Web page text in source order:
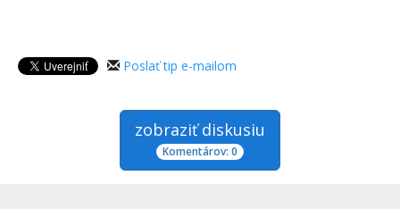
Poslať tip e-mailom
zobraziť diskusiu
Komentárov: 0